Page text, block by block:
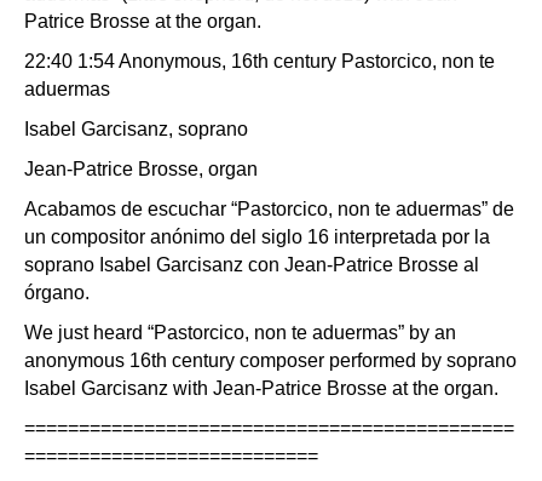
Patrice Brosse at the organ.
22:40 1:54 Anonymous, 16th century Pastorcico, non te
aduermas
Isabel Garcisanz, soprano
Jean-Patrice Brosse, organ
Acabamos de escuchar “Pastorcico, non te aduermas” de
un compositor anónimo del siglo 16 interpretada por la
soprano Isabel Garcisanz con Jean-Patrice Brosse al
órgano.
We just heard “Pastorcico, non te aduermas” by an
anonymous 16th century composer performed by soprano
Isabel Garcisanz with Jean-Patrice Brosse at the organ.
=============================================
===========================